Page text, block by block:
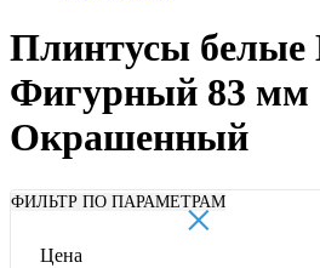
Плинтусы белые
Фигурный 83 мм
Окрашенный
ФИЛЬТР ПО ПАРАМЕТРАМ
×
Цена